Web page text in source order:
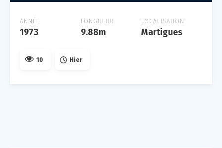
ANNÉE
1973
LONGUEUR
9.88m
LOCALISATION
Martigues
10 Hier